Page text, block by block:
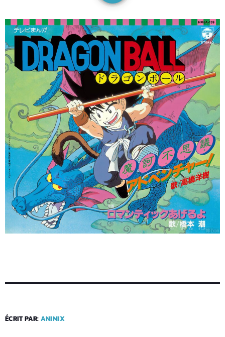
ÉCRIT PAR: ANIMIX